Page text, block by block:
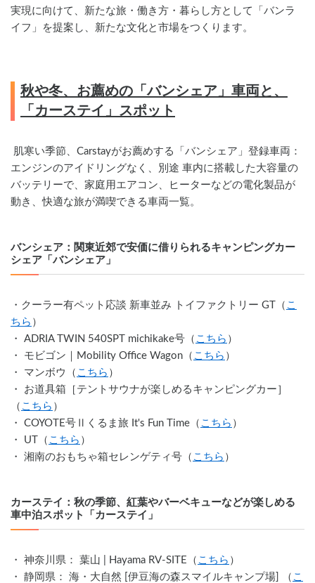
実現に向けて、新たな旅・働き方・暮らし方として「バンラ
イフ」を提案し、新たな文化と市場をつくります。
秋や冬、お薦めの「バンシェア」車両と、
「カーステイ」スポット
肌寒い季節、Carstayがお薦めする「バンシェア」登録車両：
エンジンのアイドリングなく、別途 車内に搭載した大容量の
バッテリーで、家庭用エアコン、ヒーターなどの電化製品が
動き、快適な旅が満喫できる車両一覧。
バンシェア：関東近郊で安価に借りられるキャンピングカー
シェア「バンシェア」
・クーラー有ペット応談 新車並み トイファクトリー GT（ こ
ちら ）
・ ADRIA TWIN 540SPT michikake号（ こちら ）
・ モビゴン｜Mobility Office Wagon（ こちら ）
・ マンボウ（ こちら ）
・ お道具箱［テントサウナが楽しめるキャンピングカー］
（ こちら ）
・ COYOTE号Ⅱくるま旅 It's Fun Time（ こちら ）
・ UT（ こちら ）
・ 湘南のおもちゃ箱セレンゲティ号（ こちら ）
カーステイ：秋の季節、紅葉やバーベキューなどが楽しめる
車中泊スポット「カーステイ」
・ 神奈川県： 葉山 | Hayama RV-SITE（ こちら ）
・ 静岡県： 海・大自然 [伊豆海の森スマイルキャンプ場] （ こ